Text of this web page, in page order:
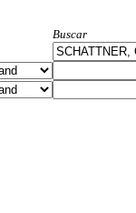
Buscar